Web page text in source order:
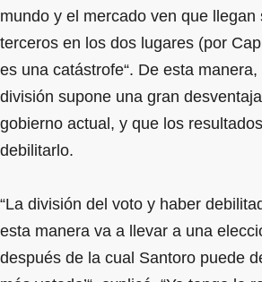
mundo y el mercado ven que llegan
terceros en los dos lugares (por
es una catástrofe“. De esta
división supone una gran
gobierno actual, y que los
debilitarlo.
“La división del voto y haber
esta manera va a llevar a una
después de la cual Santoro puede